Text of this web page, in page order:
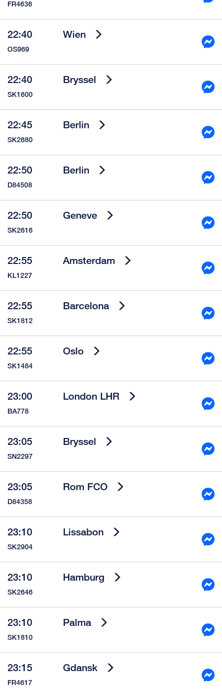
FR4636
22:40 Wien
OS969
22:40 Bryssel
SK1600
22:45 Berlin
SK2680
22:50 Berlin
D84508
22:50 Geneve
SK2616
22:55 Amsterdam
KL1227
22:55 Barcelona
SK1812
22:55 Oslo
SK1484
23:00 London LHR
BA778
23:05 Bryssel
SN2297
23:05 Rom FCO
D84358
23:10 Lissabon
SK2904
23:10 Hamburg
SK2646
23:10 Palma
SK1810
23:15 Gdansk
FR4617